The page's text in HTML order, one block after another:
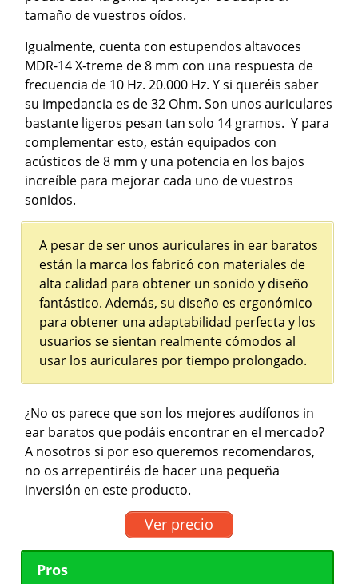
tamaño de vuestros oídos.
Igualmente, cuenta con estupendos altavoces
MDR-14 X-treme de 8 mm con una respuesta de
frecuencia de 10 Hz. 20.000 Hz. Y si queréis saber
su impedancia es de 32 Ohm. Son unos auriculares
bastante ligeros pesan tan solo 14 gramos. Y para
complementar esto, están equipados con
acústicos de 8 mm y una potencia en los bajos
increíble para mejorar cada uno de vuestros
sonidos.
A pesar de ser unos auriculares in ear baratos
están la marca los fabricó con materiales de
alta calidad para obtener un sonido y diseño
fantástico. Además, su diseño es ergonómico
para obtener una adaptabilidad perfecta y los
usuarios se sientan realmente cómodos al
usar los auriculares por tiempo prolongado.
¿No os parece que son los mejores audífonos in
ear baratos que podáis encontrar en el mercado?
A nosotros si por eso queremos recomendaros,
no os arrepentiréis de hacer una pequeña
inversión en este producto.
Ver precio
Pros